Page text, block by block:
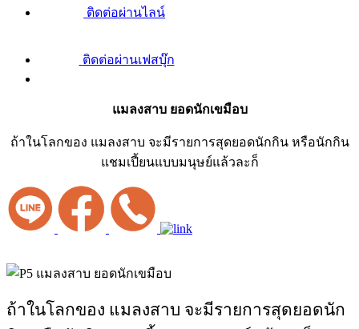
ติดต่อผ่านไลน์
ติดต่อผ่านเฟสบุ๊ก
แมลงสาบ ยอดนักเขมือบ
ถ้าในโลกของ แมลงสาบ จะมีรายการสุดยอดนักกิน หรือนักกิน
แชมเปี้ยนแบบมนุษย์แล้วละก็
ถ้าในโลกของ แมลงสาบ จะมีรายการสุดยอดนัก